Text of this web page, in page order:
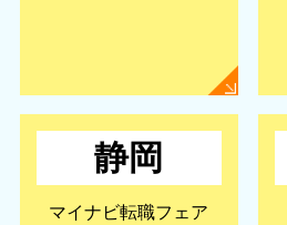
静岡
マイナビ転職フェア